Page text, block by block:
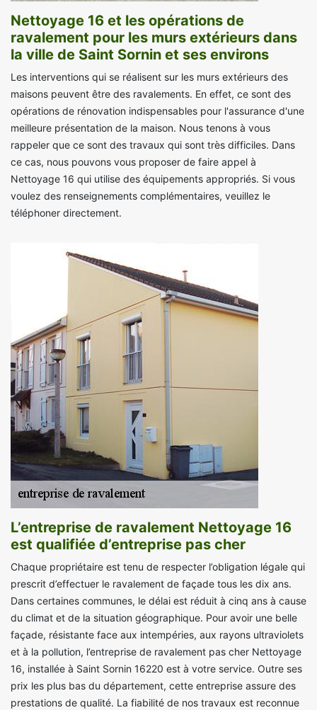
Nettoyage 16 et les opérations de
ravalement pour les murs extérieurs dans
la ville de Saint Sornin et ses environs
Les interventions qui se réalisent sur les murs extérieurs des
maisons peuvent être des ravalements. En effet, ce sont des
opérations de rénovation indispensables pour l'assurance d'une
meilleure présentation de la maison. Nous tenons à vous
rappeler que ce sont des travaux qui sont très difficiles. Dans
ce cas, nous pouvons vous proposer de faire appel à
Nettoyage 16 qui utilise des équipements appropriés. Si vous
voulez des renseignements complémentaires, veuillez le
téléphoner directement.
L’entreprise de ravalement Nettoyage 16
est qualifiée d’entreprise pas cher
Chaque propriétaire est tenu de respecter l’obligation légale qui
prescrit d’effectuer le ravalement de façade tous les dix ans.
Dans certaines communes, le délai est réduit à cinq ans à cause
du climat et de la situation géographique. Pour avoir une belle
façade, résistante face aux intempéries, aux rayons ultraviolets
et à la pollution, l’entreprise de ravalement pas cher Nettoyage
16, installée à Saint Sornin 16220 est à votre service. Outre ses
prix les plus bas du département, cette entreprise assure des
prestations de qualité. La fiabilité de nos travaux est reconnue